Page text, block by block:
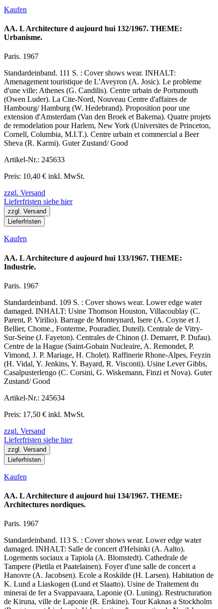
Kaufen
AA. L Architecture d aujourd hui 132/1967. THEME:
Urbanisme.
Paris. 1967
Standardeinband. 111 S. : Cover shows wear. INHALT:
Amenagement touristique de L'Aveyron (A. Josic). Le probleme
d'une ville: Athenes (G. Candilis). Centre urbain de Portsmouth
(Owen Luder). La Cite-Nord, Nouveau Centre d'affaires de
Hambourg/ Hamburg (W. Hedebrand). Proposition pour une
extension d'Amsterdam (Van den Broek et Bakema). Quatre projets
de remodelation pour Harlem, New York (Universites de Princeton,
Cornell, Columbia, M.I.T.). Centre urbain et commercial a Beer
Sheva (R. Karmi). Guter Zustand/ Good
Artikel-Nr.: 245633
Preis: 10,40 € inkl. MwSt.
zzgl. Versand
Lieferfristen siehe hier
zzgl. Versand
Lieferfristen
Kaufen
AA. L Architecture d aujourd hui 133/1967. THEME:
Industrie.
Paris. 1967
Standardeinband. 109 S. : Cover shows wear. Lower edge water
damaged. INHALT: Usine Thomson Houston, Villacoublay (C.
Parent, P. Virilio). Barrage de Monteynard, Isere (A. Coyne et J.
Bellier, Chome., Fonterme, Pouradier, Duteil). Centrale de Vitry-
Sur-Seine (J. Fayeton). Centrales de Chinon (J. Demaret, P. Dufau).
Centre de la Hague (Saint-Gobain Nucleaire, A. Remondet, P.
Vimond, J. P. Mariage, H. Cholet). Raffinerie Rhone-Alpes, Feyzin
(H. Vidal, Y. Jenkins, Y. Bayard, R. Visconti). Usine Lever Gibbs,
Casalpusterlengo (C. Corsini, G. Wiskemann, Finzi et Nova). Guter
Zustand/ Good
Artikel-Nr.: 245634
Preis: 17,50 € inkl. MwSt.
zzgl. Versand
Lieferfristen siehe hier
zzgl. Versand
Lieferfristen
Kaufen
AA. L Architecture d aujourd hui 134/1967. THEME:
Architectures nordiques.
Paris. 1967
Standardeinband. 113 S. : Cover shows wear. Lower edge water
damaged. INHALT: Salle de concert d'Helsinki (A. Aalto).
Logements sociaux a Tapiola (A. Blomstedt). Cathedrale de
Tampere (Pietila et Paatelainen). Foyer d'une salle de concert a
Hanovre (A. Jacobsen). Ecole a Roskilde (H. Larsen). Habitation de
K. Lund a Liaskogen (Lund et Slaatto). Usine de Traitement du
minerai de fer a Svappavaara, Laponie (O. Luning). Restructuration
de Kiruna, ville de Laponie (R. Erskine). Tour Kaknas a Stockholm